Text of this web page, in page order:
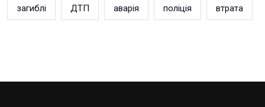
загиблі ДТП аварія поліція втрата